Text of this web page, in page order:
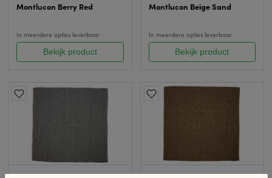
Montlucon Berry Red
In meerdere opties leverbaar
Bekijk product
Montlucon Beige Sand
In meerdere opties leverbaar
Bekijk product